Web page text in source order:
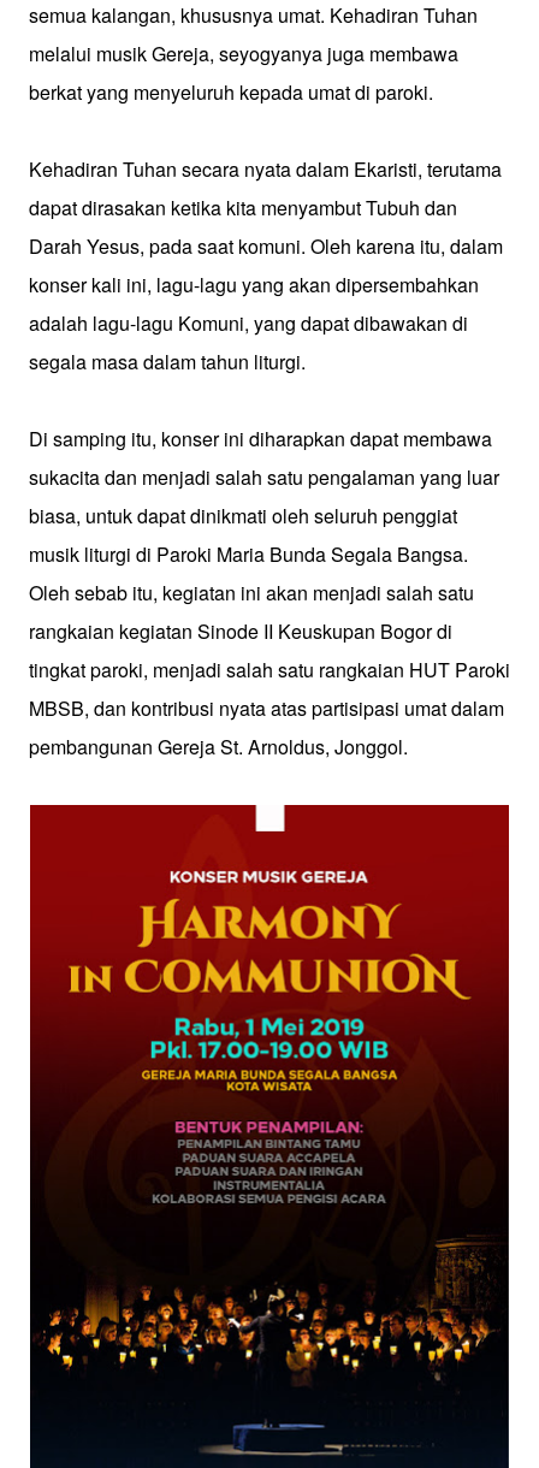
semua kalangan, khususnya umat. Kehadiran Tuhan
melalui musik Gereja, seyogyanya juga membawa
berkat yang menyeluruh kepada umat di paroki.
Kehadiran Tuhan secara nyata dalam Ekaristi, terutama
dapat dirasakan ketika kita menyambut Tubuh dan
Darah Yesus, pada saat komuni. Oleh karena itu, dalam
konser kali ini, lagu-lagu yang akan dipersembahkan
adalah lagu-lagu Komuni, yang dapat dibawakan di
segala masa dalam tahun liturgi.
Di samping itu, konser ini diharapkan dapat membawa
sukacita dan menjadi salah satu pengalaman yang luar
biasa, untuk dapat dinikmati oleh seluruh penggiat
musik liturgi di Paroki Maria Bunda Segala Bangsa.
Oleh sebab itu, kegiatan ini akan menjadi salah satu
rangkaian kegiatan Sinode II Keuskupan Bogor di
tingkat paroki, menjadi salah satu rangkaian HUT Paroki
MBSB, dan kontribusi nyata atas partisipasi umat dalam
pembangunan Gereja St. Arnoldus, Jonggol.